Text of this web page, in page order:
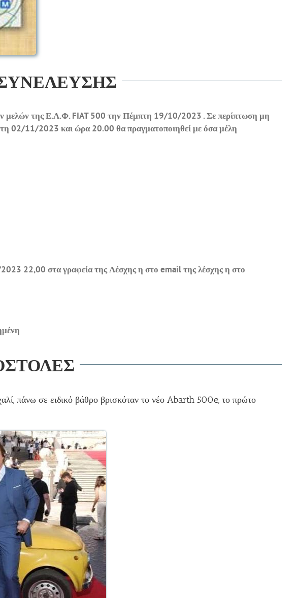
μελών της Ε.Λ.Φ. FIAT 500 την Πέμπτη 19/10/2023 . Σε περίπτωση μη
02/11/2023 και ώρα 20.00 θα πραγματοποιηθεί με όσα μέλη
22,00 στα γραφεία της Λέσχης η στο email της λέσχης η στο
πάνω σε ειδικό βάθρο βρισκόταν το νέο Abarth 500e, το πρώτο